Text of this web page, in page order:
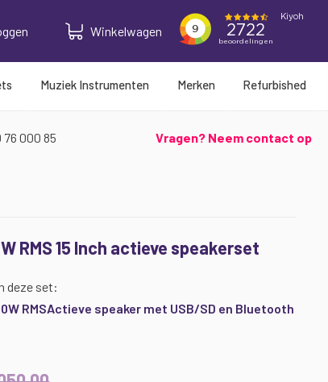
Winkelwagen
Muziek Instrumenten Merken Refurbished
76 000 85 Vragen? Neem contact op
RMS 15 Inch actieve speakerset
deze set:
RMSActieve speaker met USB/SD en Bluetooth